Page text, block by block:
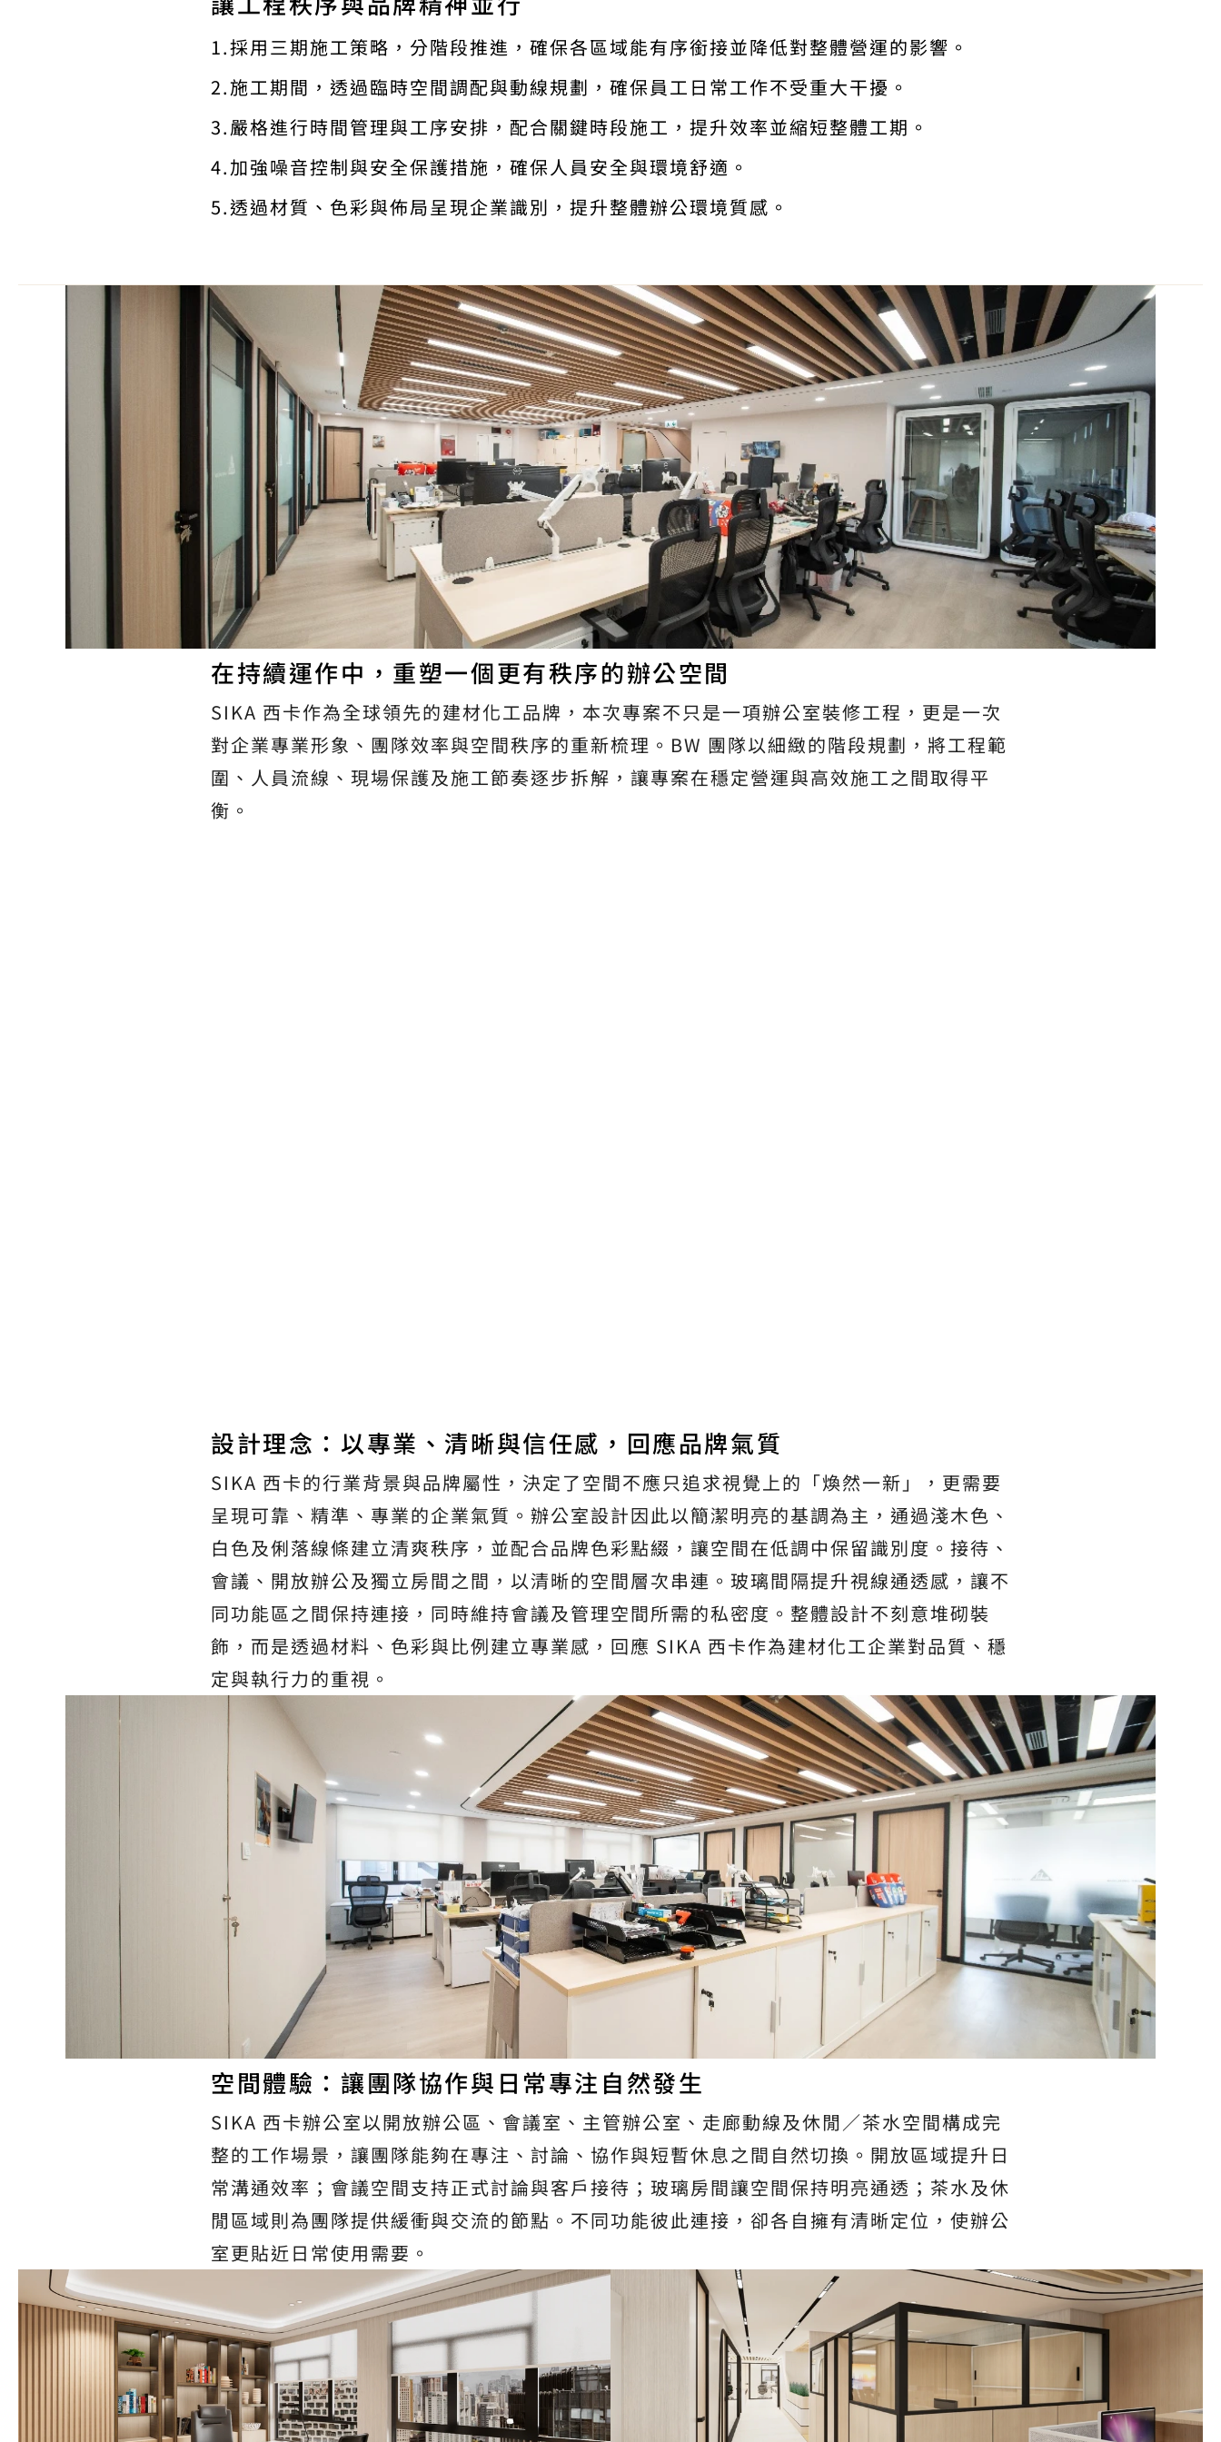
1.採用三期施工策略，分階段推進，確保各區域能有序銜接並降低對整體營運的影響。
2.施工期間，透過臨時空間調配與動線規劃，確保員工日常工作不受重大干擾。
3.嚴格進行時間管理與工序安排，配合關鍵時段施工，提升效率並縮短整體工期。
4.加強噪音控制與安全保護措施，確保人員安全與環境舒適。
5.透過材質、色彩與佈局呈現企業識別，提升整體辦公環境質感。
在持續運作中，重塑一個更有秩序的辦公空間
SIKA 西卡作為全球領先的建材化工品牌，本次專案不只是一項辦公室裝修工程，更是一次
對企業專業形象、團隊效率與空間秩序的重新梳理。BW 團隊以細緻的階段規劃，將工程範
圍、人員流線、現場保護及施工節奏逐步拆解，讓專案在穩定營運與高效施工之間取得平
衡。
設計理念：以專業、清晰與信任感，回應品牌氣質
SIKA 西卡的行業背景與品牌屬性，決定了空間不應只追求視覺上的「煥然一新」，更需要
呈現可靠、精準、專業的企業氣質。辦公室設計因此以簡潔明亮的基調為主，通過淺木色、
白色及俐落線條建立清爽秩序，並配合品牌色彩點綴，讓空間在低調中保留識別度。接待、
會議、開放辦公及獨立房間之間，以清晰的空間層次串連。玻璃間隔提升視線通透感，讓不
同功能區之間保持連接，同時維持會議及管理空間所需的私密度。整體設計不刻意堆砌裝
飾，而是透過材料、色彩與比例建立專業感，回應 SIKA 西卡作為建材化工企業對品質、穩
定與執行力的重視。
空間體驗：讓團隊協作與日常專注自然發生
SIKA 西卡辦公室以開放辦公區、會議室、主管辦公室、走廊動線及休閒／茶水空間構成完
整的工作場景，讓團隊能夠在專注、討論、協作與短暫休息之間自然切換。開放區域提升日
常溝通效率；會議空間支持正式討論與客戶接待；玻璃房間讓空間保持明亮通透；茶水及休
閒區域則為團隊提供緩衝與交流的節點。不同功能彼此連接，卻各自擁有清晰定位，使辦公
室更貼近日常使用需要。